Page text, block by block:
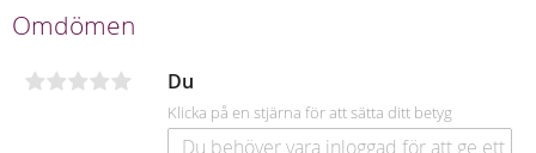
b
o
k
Omdömen
Du
Klicka på en stjärna för att sätta ditt betyg